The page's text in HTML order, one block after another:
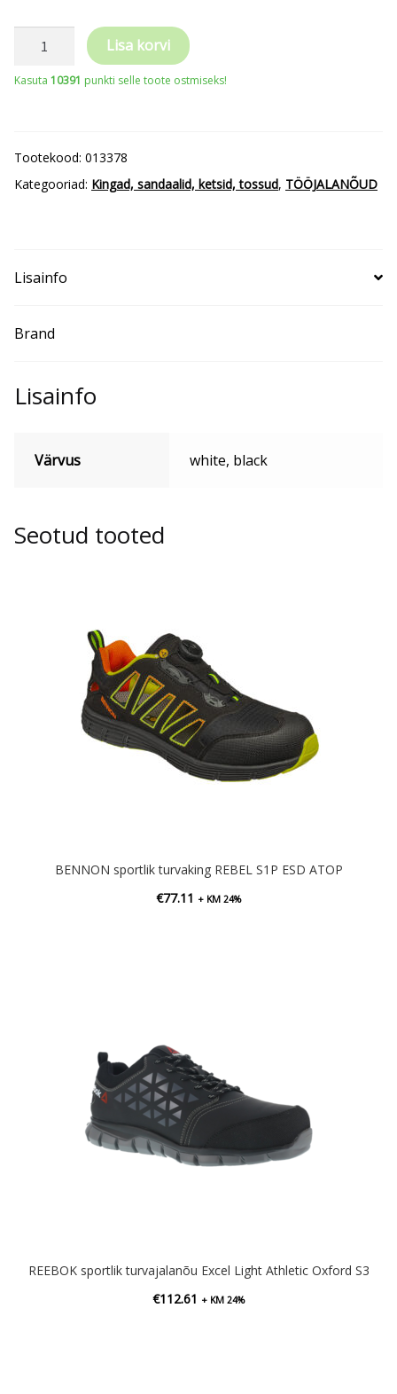
Safety
Lisa korvi
Kasuta 10391 punkti selle toote ostmiseks!
Tootekood: 013378
Kategooriad: Kingad, sandaalid, ketsid, tossud, TÖÖJALANÕUD
Lisainfo
Brand
Lisainfo
Värvus white, black
Seotud tooted
BENNON sportlik turvaking REBEL S1P ESD ATOP
€77.11 + KM 24%
REEBOK sportlik turvajalanõu Excel Light Athletic Oxford S3
€112.61 + KM 24%